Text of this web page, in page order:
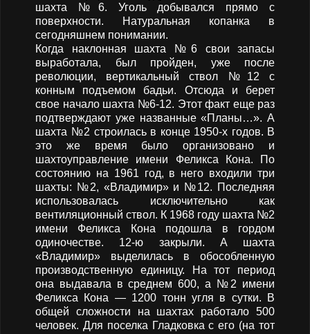
шахта №6. Уголь добывался прямо с
поверхности. Натуральная копанка в
сегодняшнем понимании.
Когда наклонная шахта №6 свои запасы
выработала, был пройден, уже после
революции, вертикальный ствол №12 с
конным подъемом бадьи. Отсюда и берет
свое начало шахта №6-12. Этот факт еще раз
подтверждают уже названные «Планы…». А
шахта №2 строилась в конце 1950-х годов. В
это же время было организовано и
шахтоуправление имени Феликса Кона. По
состоянию на 1961 год, в него входили три
шахты: №2, «Владимир» и №12. Последняя
использовалась исключительно как
вентиляционный ствол. К 1968 году шахта №2
имени Феликса Кона подошла в гордом
одиночестве. 12-ю закрыли. А шахта
«Владимир» выделилась в обособленную
производственную единицу. На тот период
она выдавала в среднем 600, а №2 имени
Феликса Кона — 1200 тонн угля в сутки. В
общей сложности на шахтах работало 500
человек. Для поселка Гладковка с его (на тот